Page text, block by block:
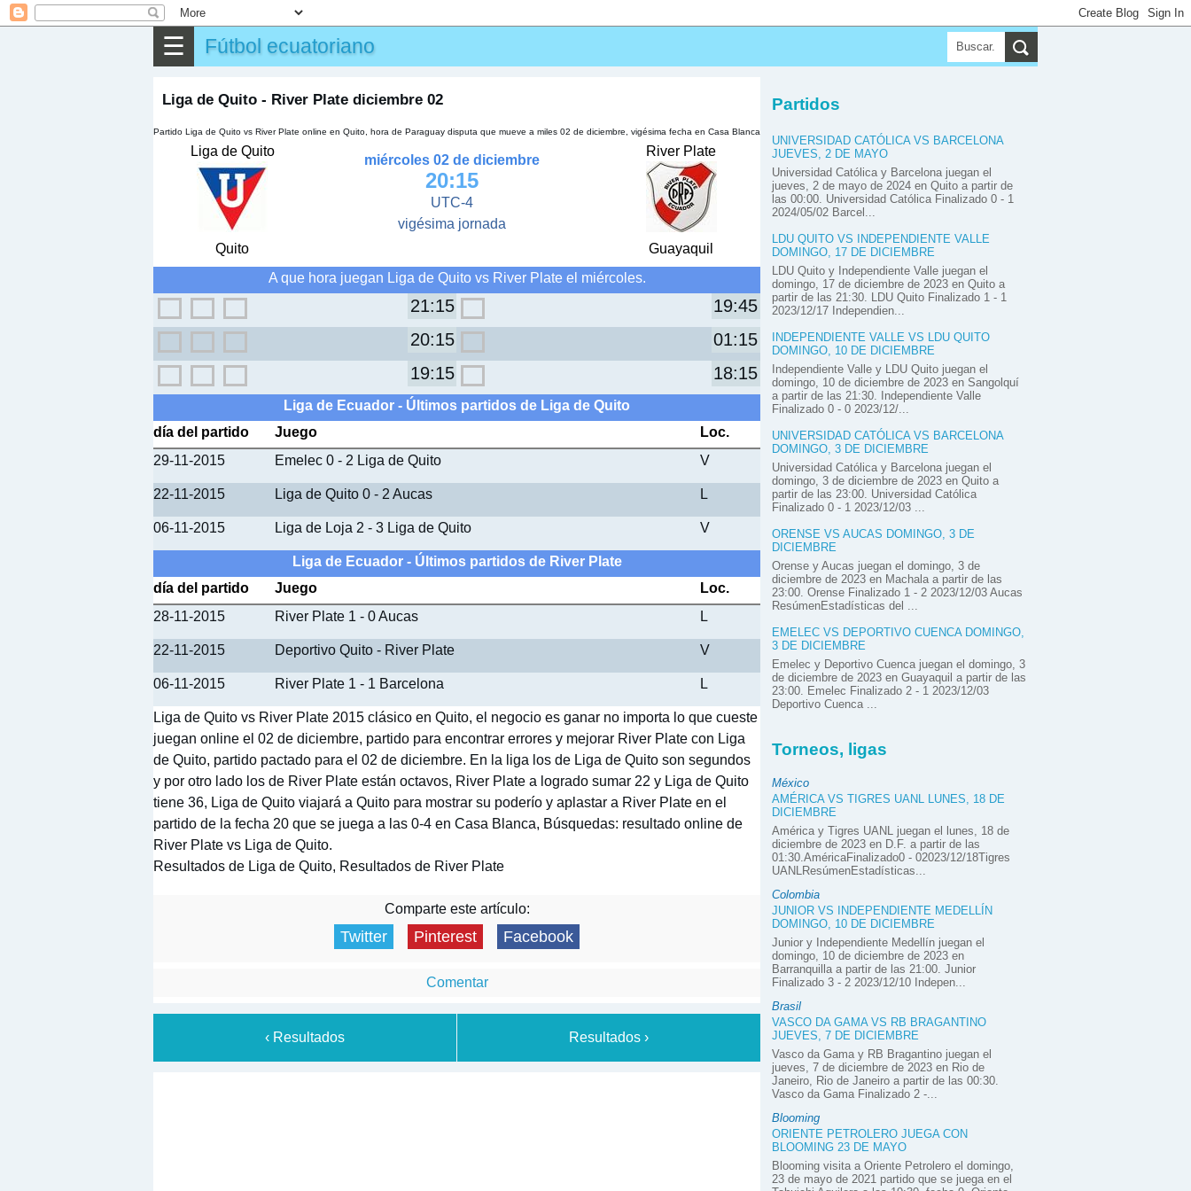
☰ Fútbol ecuatoriano
Liga de Quito - River Plate diciembre 02
Partido Liga de Quito vs River Plate online en Quito, hora de Paraguay disputa que mueve a miles 02 de diciembre, vigésima fecha en Casa Blanca
Liga de Quito
Quito
miércoles 02 de diciembre
20:15
UTC-4
vigésima jornada
River Plate
Guayaquil
A que hora juegan Liga de Quito vs River Plate el miércoles.
21:15
19:45
20:15
01:15
19:15
18:15
Liga de Ecuador - Últimos partidos de Liga de Quito
día del partido
Juego
Loc.
29-11-2015
Emelec 0 - 2 Liga de Quito V
22-11-2015 Liga de Quito 0 - 2 Aucas L
06-11-2015 Liga de Loja 2 - 3 Liga de Quito V
Liga de Ecuador - Últimos partidos de River Plate
día del partido
Juego
Loc.
28-11-2015
River Plate 1 - 0 Aucas L
22-11-2015 Deportivo Quito - River Plate V
06-11-2015 River Plate 1 - 1 Barcelona L
Liga de Quito vs River Plate 2015 clásico en Quito, el negocio es ganar no importa lo que cueste
juegan online el 02 de diciembre, partido para encontrar errores y mejorar River Plate con Liga
de Quito, partido pactado para el 02 de diciembre. En la liga los de Liga de Quito son segundos
y por otro lado los de River Plate están octavos, River Plate a logrado sumar 22 y Liga de Quito
tiene 36, Liga de Quito viajará a Quito para mostrar su poderío y aplastar a River Plate en el
partido de la fecha 20 que se juega a las 0-4 en Casa Blanca, Búsquedas: resultado online de
River Plate vs Liga de Quito.
Resultados de Liga de Quito, Resultados de River Plate
Comparte este artículo:
Twitter Pinterest Facebook
Comentar
‹ Resultados Resultados ›
Partidos
UNIVERSIDAD CATÓLICA VS BARCELONA
JUEVES, 2 DE MAYO
Universidad Católica y Barcelona juegan el
jueves, 2 de mayo de 2024 en Quito a partir de
las 00:00. Universidad Católica Finalizado 0 - 1
2024/05/02 Barcel...
LDU QUITO VS INDEPENDIENTE VALLE
DOMINGO, 17 DE DICIEMBRE
LDU Quito y Independiente Valle juegan el
domingo, 17 de diciembre de 2023 en Quito a
partir de las 21:30. LDU Quito Finalizado 1 - 1
2023/12/17 Independien...
INDEPENDIENTE VALLE VS LDU QUITO
DOMINGO, 10 DE DICIEMBRE
Independiente Valle y LDU Quito juegan el
domingo, 10 de diciembre de 2023 en Sangolquí
a partir de las 21:30. Independiente Valle
Finalizado 0 - 0 2023/12/...
UNIVERSIDAD CATÓLICA VS BARCELONA
DOMINGO, 3 DE DICIEMBRE
Universidad Católica y Barcelona juegan el
domingo, 3 de diciembre de 2023 en Quito a
partir de las 23:00. Universidad Católica
Finalizado 0 - 1 2023/12/03 ...
ORENSE VS AUCAS DOMINGO, 3 DE
DICIEMBRE
Orense y Aucas juegan el domingo, 3 de
diciembre de 2023 en Machala a partir de las
23:00. Orense Finalizado 1 - 2 2023/12/03 Aucas
ResúmenEstadísticas del ...
EMELEC VS DEPORTIVO CUENCA DOMINGO,
3 DE DICIEMBRE
Emelec y Deportivo Cuenca juegan el domingo, 3
de diciembre de 2023 en Guayaquil a partir de las
23:00. Emelec Finalizado 2 - 1 2023/12/03
Deportivo Cuenca ...
Torneos, ligas
México
AMÉRICA VS TIGRES UANL LUNES, 18 DE
DICIEMBRE
América y Tigres UANL juegan el lunes, 18 de
diciembre de 2023 en D.F. a partir de las
01:30.AméricaFinalizado0 - 02023/12/18Tigres
UANLResúmenEstadísticas...
Colombia
JUNIOR VS INDEPENDIENTE MEDELLÍN
DOMINGO, 10 DE DICIEMBRE
Junior y Independiente Medellín juegan el
domingo, 10 de diciembre de 2023 en
Barranquilla a partir de las 21:00. Junior
Finalizado 3 - 2 2023/12/10 Indepen...
Brasil
VASCO DA GAMA VS RB BRAGANTINO
JUEVES, 7 DE DICIEMBRE
Vasco da Gama y RB Bragantino juegan el
jueves, 7 de diciembre de 2023 en Rio de
Janeiro, Rio de Janeiro a partir de las 00:30.
Vasco da Gama Finalizado 2 -...
Blooming
ORIENTE PETROLERO JUEGA CON
BLOOMING 23 DE MAYO
Blooming visita a Oriente Petrolero el domingo,
23 de mayo de 2021 partido que se juega en el
▶ Partidos
✎ Otros